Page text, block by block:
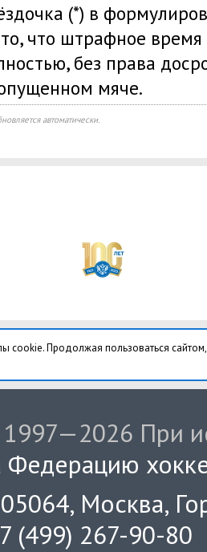
(*) в
что штрафное
без права
мяче.
автоматически.
cookie. Продолжая пользоваться
При
Федерацию
Москва,
(499) 267-90-80